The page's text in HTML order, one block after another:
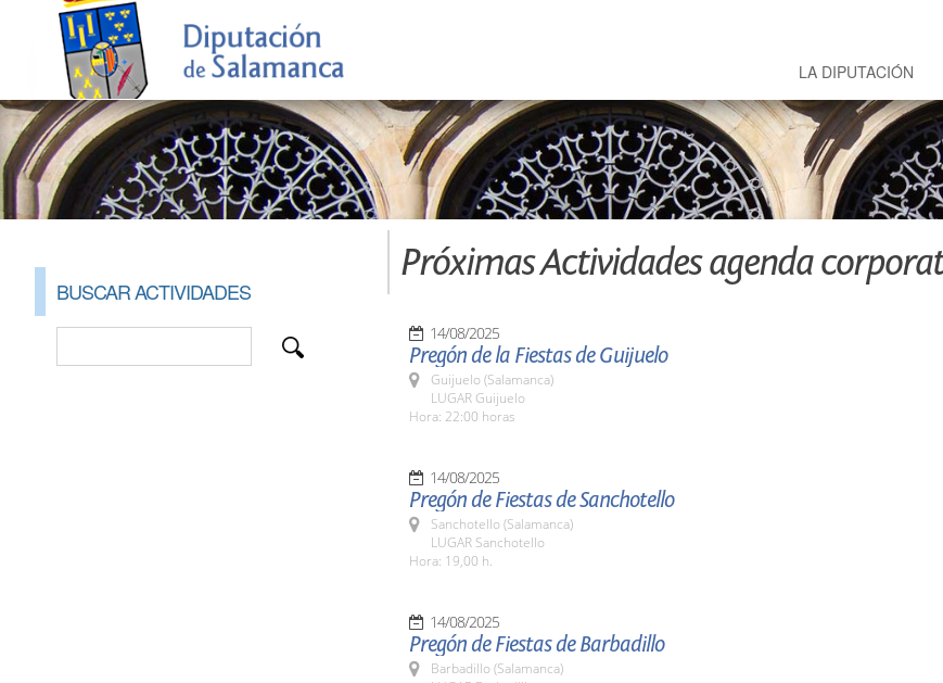
LA DIPUTACIÓN
BUSCAR ACTIVIDADES
Próximas Actividades agenda
14/08/2025
Pregón de la Fiestas de Guijuelo
Guijuelo (Salamanca)
LUGAR Guijuelo
Hora: 22:00 horas
14/08/2025
Pregón de Fiestas de Sanchotello
Sanchotello (Salamanca)
LUGAR Sanchotello
Hora: 19,00 h.
14/08/2025
Pregón de Fiestas de Barbadillo
Barbadillo (Salamanca)